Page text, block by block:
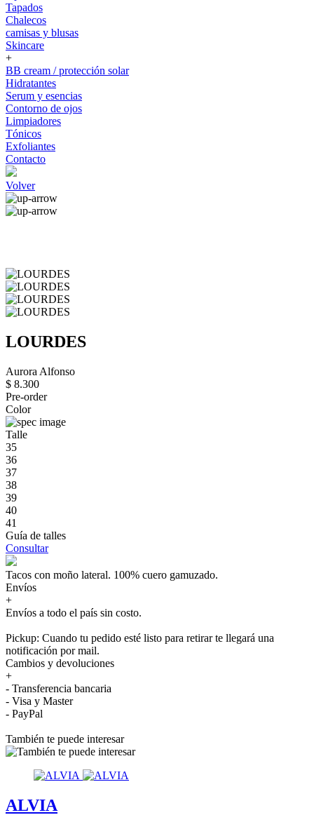
Tapados
Chalecos
camisas y blusas
Skincare
+
BB cream / protección solar
Hidratantes
Serum y esencias
Contorno de ojos
Limpiadores
Tónicos
Exfoliantes
Contacto
Volver
LOURDES
Aurora Alfonso
$ 8.300
Pre-order
Color
Talle
35
36
37
38
39
40
41
Guía de talles
Consultar
Tacos con moño lateral. 100% cuero gamuzado.
Envíos
+
Envíos a todo el país sin costo.
Pickup: Cuando tu pedido esté listo para retirar te llegará una
notificación por mail.
Cambios y devoluciones
+
- Transferencia bancaria
- Visa y Master
- PayPal
También te puede interesar
ALVIA